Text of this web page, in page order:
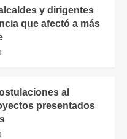
y dirigentes
que afectó a más
al
presentados